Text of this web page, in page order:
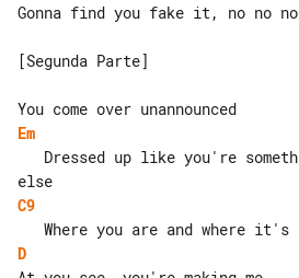
Gonna find you fake it, no no no
[Segunda Parte]
Em
C9
D